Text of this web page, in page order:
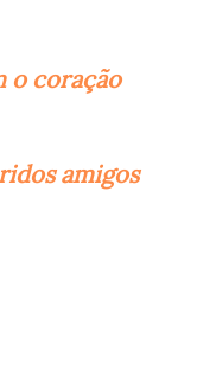
o coração
amigos